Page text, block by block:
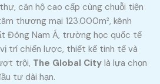
căn hộ cao cấp cùng chuỗi tiện
thương mại 123.000m², kênh
Đông Nam Á, trường học quốc tế
trí chiến lược, thiết kế tinh tế và
trội, The Global City là lựa chọn
tư dài hạn.